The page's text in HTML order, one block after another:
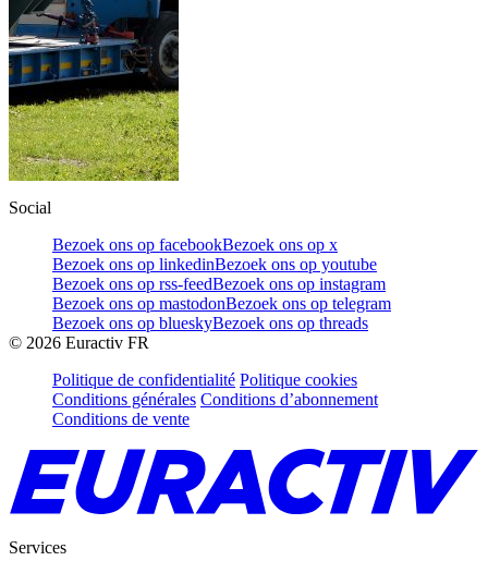
Social
Bezoek ons op facebookBezoek ons op x
Bezoek ons op linkedinBezoek ons op youtube
Bezoek ons op rss-feedBezoek ons op instagram
Bezoek ons op mastodonBezoek ons op telegram
Bezoek ons op blueskyBezoek ons op threads
© 2026 Euractiv FR
Politique de confidentialité Politique cookies
Conditions générales Conditions d’abonnement
Conditions de vente
Services